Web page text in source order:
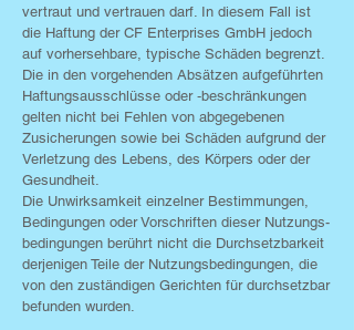
vertraut und vertrauen darf. In diesem Fall ist
die Haftung der CF Enterprises GmbH jedoch
auf vorhersehbare, typische Schäden begrenzt.
Die in den vorgehenden Absätzen aufgeführten
Haftungs­ausschlüsse oder ‑be­schrän­kungen
gelten nicht bei Fehlen von abgegebenen
Zusicherungen sowie bei Schäden aufgrund der
Verletzung des Lebens, des Körpers oder der
Gesundheit.
Die Unwirksamkeit einzelner Bestimmungen,
Bedingungen oder Vorschriften dieser Nutzungs­
bedingungen berührt nicht die Durchsetzbarkeit
derjenigen Teile der Nutzungs­bedingungen, die
von den zuständigen Gerichten für durchsetzbar
befunden wurden.